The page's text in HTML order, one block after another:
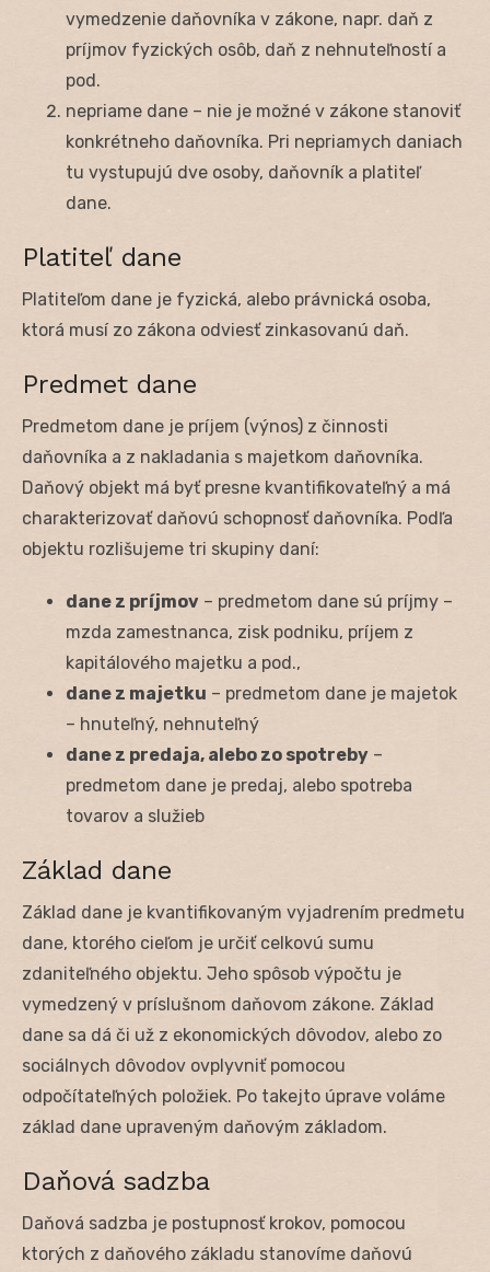
vymedzenie daňovníka v zákone, napr. daň z
príjmov fyzických osôb, daň z nehnuteľností a
pod.
nepriame dane – nie je možné v zákone stanoviť
konkrétneho daňovníka. Pri nepriamych daniach
tu vystupujú dve osoby, daňovník a platiteľ
dane.
Platiteľ dane
Platiteľom dane je fyzická, alebo právnická osoba,
ktorá musí zo zákona odviesť zinkasovanú daň.
Predmet dane
Predmetom dane je príjem (výnos) z činnosti
daňovníka a z nakladania s majetkom daňovníka.
Daňový objekt má byť presne kvantifikovateľný a má
charakterizovať daňovú schopnosť daňovníka. Podľa
objektu rozlišujeme tri skupiny daní:
dane z príjmov – predmetom dane sú príjmy –
mzda zamestnanca, zisk podniku, príjem z
kapitálového majetku a pod.,
dane z majetku – predmetom dane je majetok
– hnuteľný, nehnuteľný
dane z predaja, alebo zo spotreby –
predmetom dane je predaj, alebo spotreba
tovarov a služieb
Základ dane
Základ dane je kvantifikovaným vyjadrením predmetu
dane, ktorého cieľom je určiť celkovú sumu
zdaniteľného objektu. Jeho spôsob výpočtu je
vymedzený v príslušnom daňovom zákone. Základ
dane sa dá či už z ekonomických dôvodov, alebo zo
sociálnych dôvodov ovplyvniť pomocou
odpočítateľných položiek. Po takejto úprave voláme
základ dane upraveným daňovým základom.
Daňová sadzba
Daňová sadzba je postupnosť krokov, pomocou
ktorých z daňového základu stanovíme daňovú